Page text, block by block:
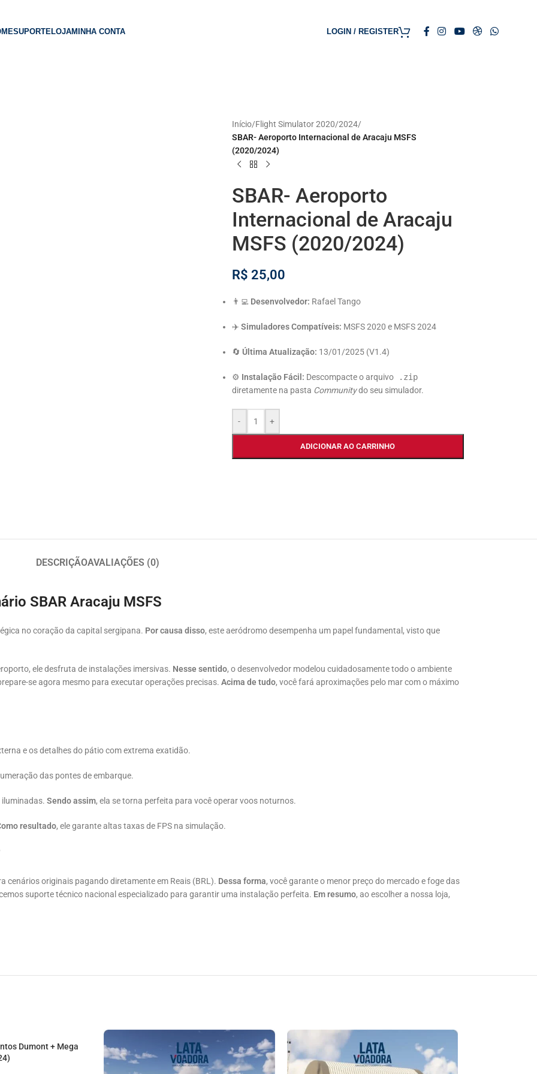
SUPORTELOJAMINHA CONTA LOGIN / REGISTER
Início/Flight Simulator 2020/2024/
SBAR- Aeroporto Internacional de Aracaju MSFS
(2020/2024)
SBAR- Aeroporto
Internacional de Aracaju
MSFS (2020/2024)
R$ 25,00
👨‍💻 Desenvolvedor: Rafael Tango
✈️ Simuladores Compatíveis: MSFS 2020 e MSFS 2024
🔄 Última Atualização: 13/01/2025 (V1.4)
⚙️ Instalação Fácil: Descompacte o arquivo
.zip
diretamente na pasta Communitydo seu simulador.
- +
ADICIONAR AO CARRINHO
DESCRIÇÃOAVALIAÇÕES (0)
SBAR Aracaju MSFS
no coração da capital sergipana. Por causa disso, este aeródromo desempenha um papel fundamental, visto que
ele desfruta de instalações imersivas. Nesse sentido, o desenvolvedor modelou cuidadosamente todo o ambiente
se agora mesmo para executar operações precisas. Acima de tudo, você fará aproximações pelo mar com o máximo
e os detalhes do pátio com extrema exatidão.
das pontes de embarque.
Sendo assim, ela se torna perfeita para você operar voos noturnos.
resultado, ele garante altas taxas de FPS na simulação.
cenários originais pagando diretamente em Reais (BRL). Dessa forma, você garante o menor preço do mercado e foge das
suporte técnico nacional especializado para garantir uma instalação perfeita. Em resumo, ao escolher a nossa loja,
Dumont + Mega